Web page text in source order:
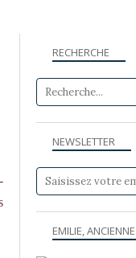
NEWSLETTER
RECHERCHE
EMILIE,